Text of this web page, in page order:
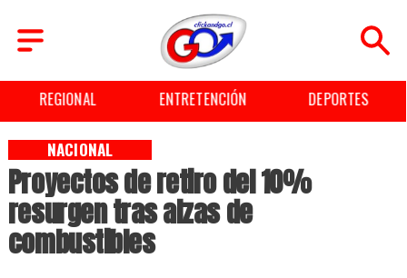
REGIONAL ENTRETENCIÓN DEPORTES
Proyectos de retiro del 10%
resurgen tras alzas de
combustibles
NACIONAL